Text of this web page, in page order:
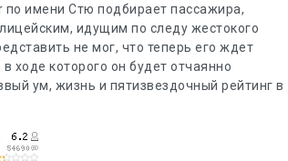
по имени Стю подбирает пассажира,
идущим по следу жестокого
не мог, что теперь его ждет
ходе которого он будет отчаянно
ум, жизнь и пятизвездочный рейтинг в